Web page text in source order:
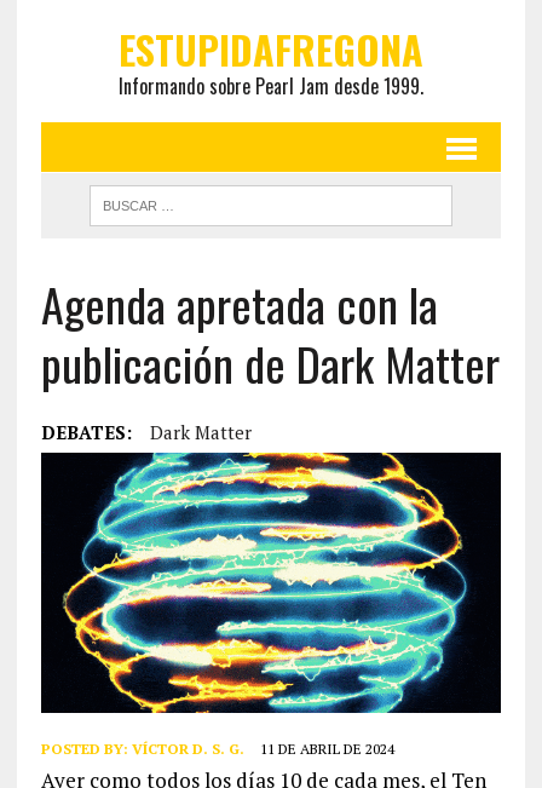
ESTUPIDAFREGONA
Informando sobre Pearl Jam desde 1999.
Agenda apretada con la
publicación de Dark Matter
DEBATES: Dark Matter
POSTED BY: VÍCTOR D. S. G. 11 DE ABRIL DE 2024
Ayer como todos los días 10 de cada mes, el Ten